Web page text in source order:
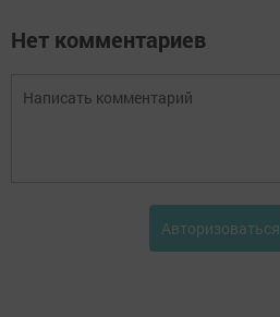
Нет комментариев
Авторизоваться